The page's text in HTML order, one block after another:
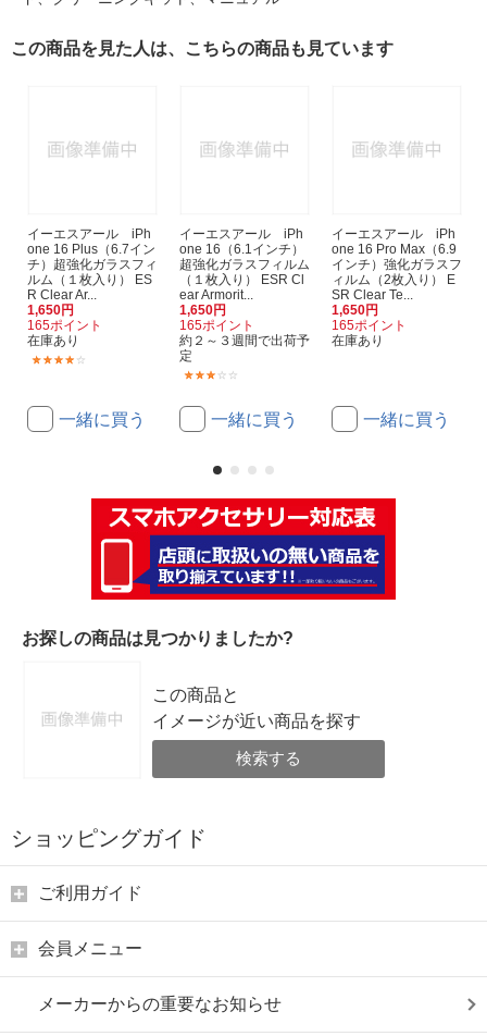
この商品を見た人は、こちらの商品も見ています
イーエスアール iPh
one 16 Plus（6.7イン
チ）超強化ガラスフィ
ルム（１枚入り） ES
R Clear Ar...
1,650円
165ポイント
在庫あり
一緒に買う
イーエスアール iPh
one 16（6.1インチ）
超強化ガラスフィルム
（１枚入り） ESR Cl
ear Armorit...
1,650円
165ポイント
約２～３週間で出荷予
定
一緒に買う
イーエスアール iPh
one 16 Pro Max（6.9
インチ）強化ガラスフ
ィルム（2枚入り） E
SR Clear Te...
1,650円
165ポイント
在庫あり
一緒に買う
お探しの商品は見つかりましたか?
この商品と
イメージが近い商品を探す
検索する
ショッピングガイド
ご利用ガイド
会員メニュー
メーカーからの重要なお知らせ